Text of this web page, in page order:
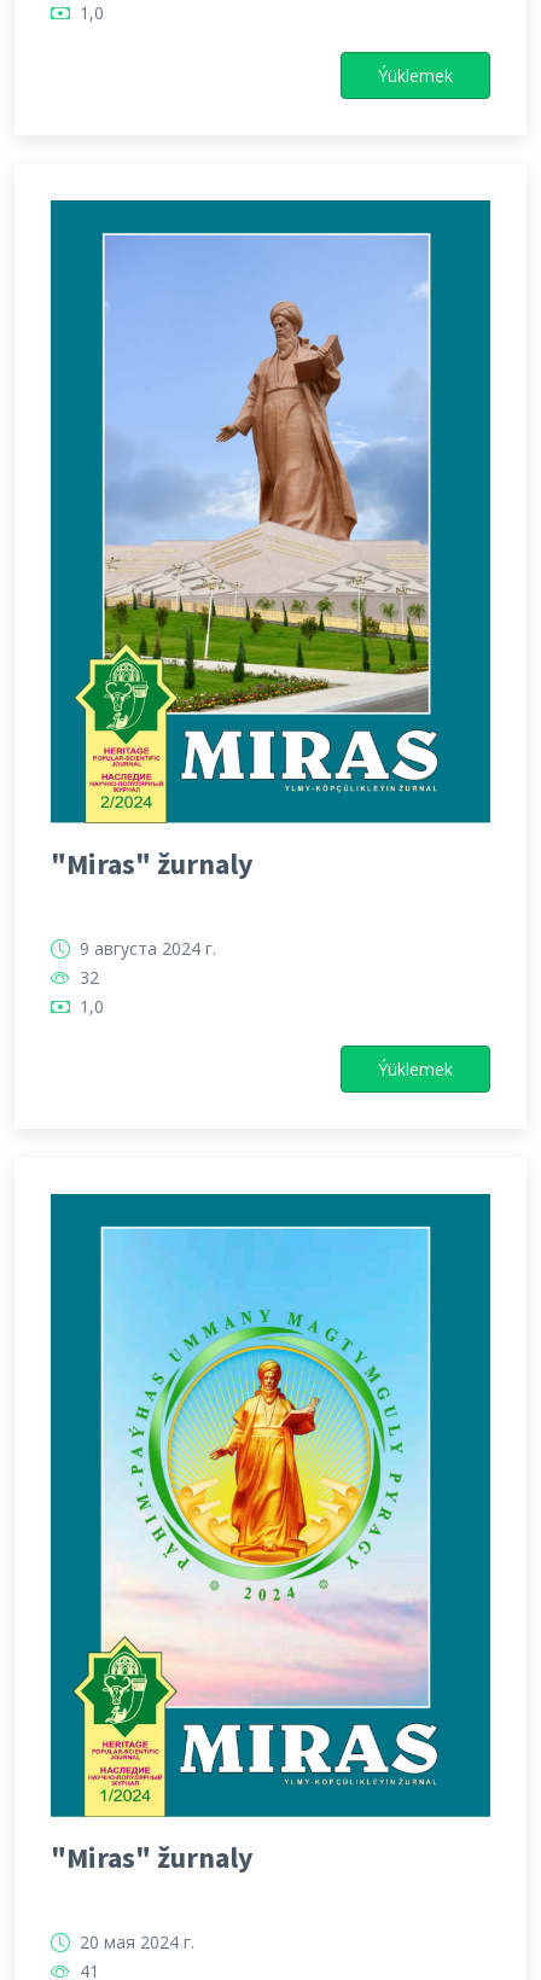
1,0
Ýüklemek
"Miras" žurnaly
9 августа 2024 г.
32
1,0
Ýüklemek
"Miras" žurnaly
20 мая 2024 г.
41